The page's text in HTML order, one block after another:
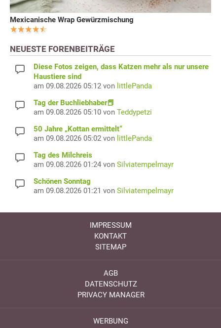
Mexicanische Wrap Gewürzmischung
NEUESTE FORENBEITRÄGE
Diese Fotos zeigen, dass Katzen mehr als nur unsere
Haustiere sind
am 09.08.2026 05:12 von littlePanda
Tag der Buchliebhaber📕
am 09.08.2026 05:10 von Teddypetzi
50 Jahre „Kottan ermittelt“
am 09.08.2026 05:02 von littlePanda
Tag des Milchreis
am 09.08.2026 01:24 von Silviatempelmayr
Schönen Sonntag
am 09.08.2026 01:21 von Silviatempelmayr
IMPRESSUM
KONTAKT
SITEMAP
AGB
DATENSCHUTZ
PRIVACY MANAGER
WERBUNG